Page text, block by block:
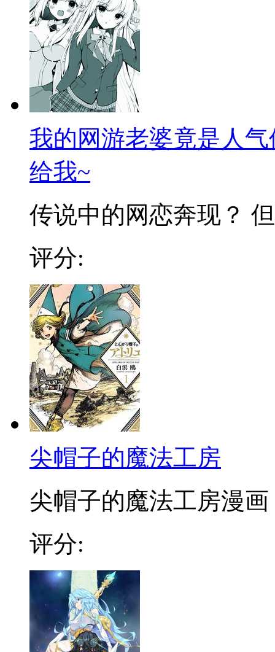
我的网游老婆竟是人
给我~
传说中的网恋奔现？
评分:
尖帽子的魔法工房
尖帽子的魔法工房漫画
评分: